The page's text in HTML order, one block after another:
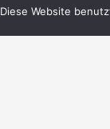
Diese Website